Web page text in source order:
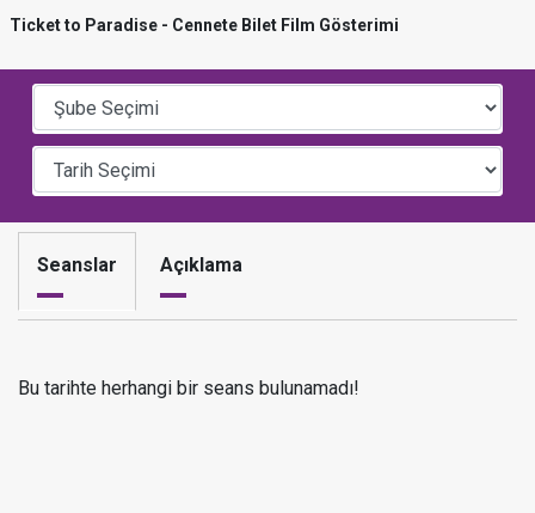
Ticket to Paradise - Cennete Bilet Film Gösterimi
Seanslar Açıklama
Bu tarihte herhangi bir seans bulunamadı!